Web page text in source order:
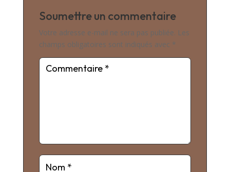
Soumettre un commentaire
Votre adresse e-mail ne sera pas publiée. Les
champs obligatoires sont indiqués avec *